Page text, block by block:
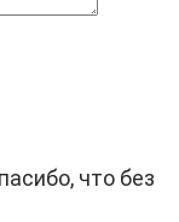
что без